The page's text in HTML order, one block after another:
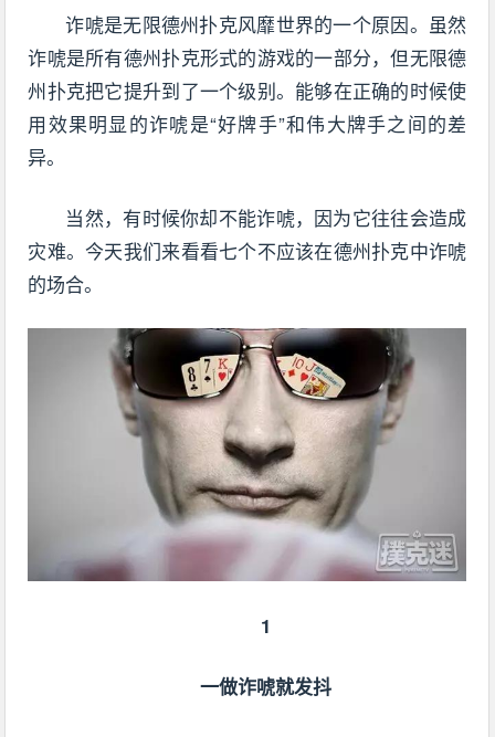
诈唬是无限德州扑克风靡世界的一个原因。虽然
诈唬是所有德州扑克形式的游戏的一部分，但无限德
州扑克把它提升到了一个级别。能够在正确的时候使
用效果明显的诈唬是“好牌手”和伟大牌手之间的差
异。
当然，有时候你却不能诈唬，因为它往往会造成
灾难。今天我们来看看七个不应该在德州扑克中诈唬
的场合。
1
一做诈唬就发抖